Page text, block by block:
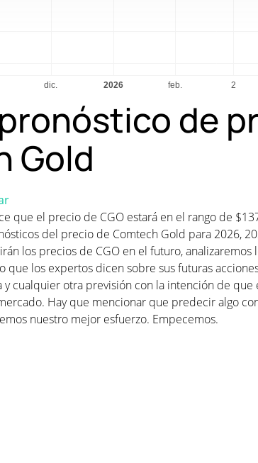
de
Gold
que el precio de CGO estará en el rango de
del precio de Comtech Gold para 2026,
los precios de CGO en el futuro, analizaremos
que los expertos dicen sobre sus futuras
cualquier otra previsión con la intención de que
Hay que mencionar que predecir algo
nuestro mejor esfuerzo. Empecemos.